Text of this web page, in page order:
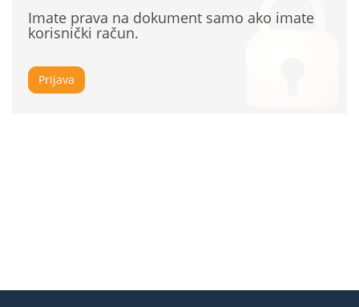
Imate prava na dokument samo ako imate
korisnički račun.
Prijava